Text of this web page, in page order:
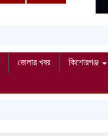
জেলার খবর কিশোরগঞ্জ